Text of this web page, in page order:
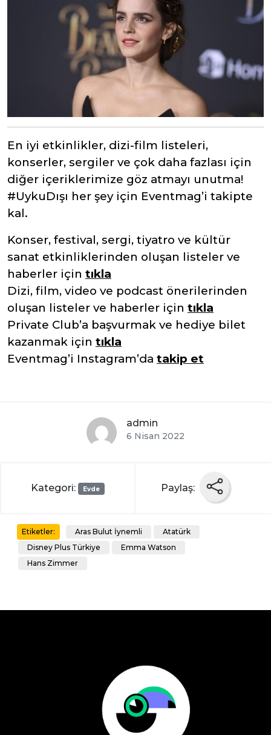
En iyi etkinlikler, dizi-film listeleri,
konserler, sergiler ve çok daha fazlası için
diğer içeriklerimize göz atmayı unutma!
#UykuDışı her şey için Eventmag’i takipte
kal.
Konser, festival, sergi, tiyatro ve kültür
sanat etkinliklerinden oluşan listeler ve
haberler için tıkla
Dizi, film, video ve podcast önerilerinden
oluşan listeler ve haberler için tıkla
Private Club’a başvurmak ve hediye bilet
kazanmak için tıkla
Eventmag’i Instagram’da takip et
admin
6 Nisan 2022
Kategori: Evde Paylaş:
Etiketler: Aras Bulut İynemli
Atatürk
Disney Plus Türkiye
Emma Watson
Hans Zimmer